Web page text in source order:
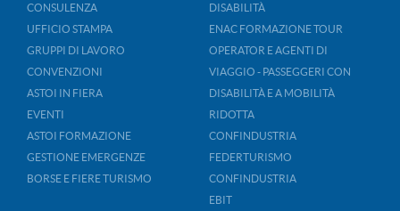
CONSULENZA
UFFICIO STAMPA
GRUPPI DI LAVORO
CONVENZIONI
ASTOI IN FIERA
EVENTI
ASTOI FORMAZIONE
GESTIONE EMERGENZE
BORSE E FIERE TURISMO
DISABILITÀ
ENAC FORMAZIONE TOUR
OPERATOR E AGENTI DI
VIAGGIO - PASSEGGERI CON
DISABILITÀ E A MOBILITÀ
RIDOTTA
CONFINDUSTRIA
FEDERTURISMO
CONFINDUSTRIA
EBIT